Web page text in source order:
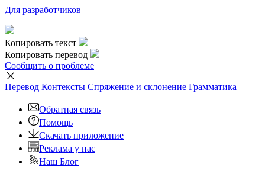
Для разработчиков
Копировать текст
Копировать перевод
Сообщить о проблеме
Перевод Контексты Спряжение и склонение Грамматика
Обратная связь
Помощь
Скачать приложение
Реклама у нас
Наш Блог